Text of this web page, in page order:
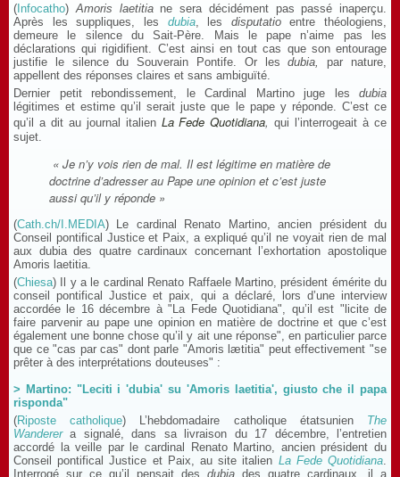
(Infocatho) Amoris laetitiane sera décidément pas passé inaperçu.
Après les suppliques, les dubia, les disputatioentre théologiens,
demeure le silence du Sait-Père. Mais le pape n’aime pas les
déclarations qui rigidifient. C’est ainsi en tout cas que son entourage
justifie le silence du Souverain Pontife. Or lesdubia,
par nature,
appellent des réponses claires et sans ambiguïté.
Dernier petit rebondissement, le Cardinal Martino juge les dubia
légitimes et estime qu’il serait juste que le pape y réponde. C’est ce
qu’il a dit au journal italien La Fede Quotidiana,qui l’interrogeait à ce
sujet.
« Je n’y vois rien de mal. Il est légitime en matière de
doctrine d’adresser au Pape une opinion et c’est juste
aussi qu’il y réponde »
(Cath.ch/I.MEDIA) Le cardinal Renato Martino, ancien président du
Conseil pontifical Justice et Paix, a expliqué qu’il ne voyait rien de mal
aux dubia des quatre cardinaux concernant l’exhortation apostolique
Amoris laetitia.
(Chiesa) Il y a le cardinal Renato Raffaele Martino, président émérite du
conseil pontifical Justice et paix, qui a déclaré, lors d’une interview
accordée le 16 décembre à "La Fede Quotidiana", qu’il est "licite de
faire parvenir au pape une opinion en matière de doctrine et que c’est
également une bonne chose qu’il y ait une réponse", en particulier parce
que ce "cas par cas" dont parle "Amoris lætitia" peut effectivement "se
prêter à des interprétations douteuses" :
> Martino: "Leciti i 'dubia' su 'Amoris laetitia', giusto che il papa
risponda"
(Riposte catholique) L’hebdomadaire catholique étatsunien The
Wanderera signalé, dans sa livraison du 17 décembre, l’entretien
accordé la veille par le cardinal Renato Martino, ancien président du
Conseil pontifical Justice et Paix, au site italien La Fede Quotidiana
Interrogé sur ce qu’il pensait des dubia des quatre cardinaux, il a